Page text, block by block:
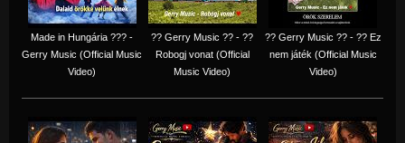
Made in Hungária ??? -
Gerry Music (Official Music
Video)
?? Gerry Music ?? - ??
Robogj vonat (Official
Music Video)
?? Gerry Music ?? - ?? Ez
nem játék (Official Music
Video)